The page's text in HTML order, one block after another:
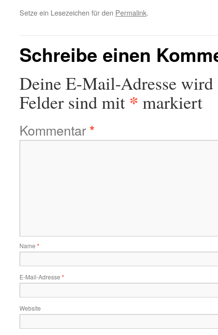
Setze ein Lesezeichen für den Permalink.
Schreibe einen
Deine E-Mail-Adresse
Felder sind mit * markiert
Kommentar*
Name *
E-Mail-Adresse *
Website